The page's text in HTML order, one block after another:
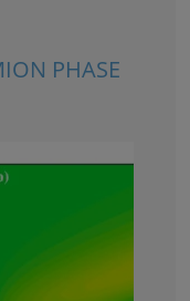
PHASE